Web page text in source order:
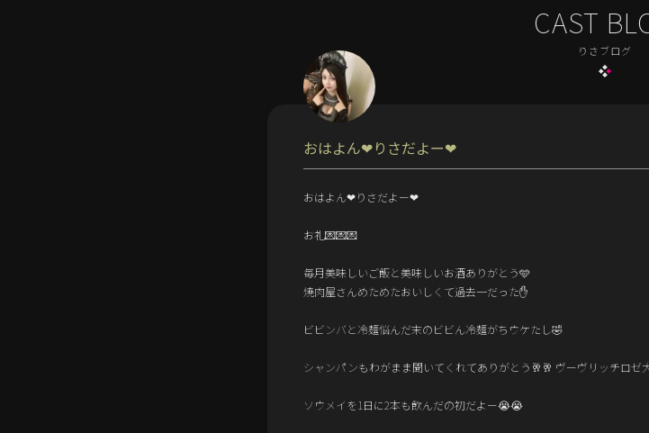
CAST
りさブログ
おはよん‪‪❤︎‬りさだよー‪‪❤︎‬
おはよん‪‪❤︎‬りさだよー‪‪❤︎‬
お礼💌💌💌
毎月美味しいご飯と美味しいお酒ありがとう🩵
焼肉屋さんめためたおいしくて過去一だった✋
ビビンバと冷麺悩んだ末のビビん冷麺がちウケたし🤣
シャンパンもわがまま聞いてくれてありがとう🥂🥂 ヴーヴリッチロ
ソウメイを1日に2本も飲んだの初だよー😭😭